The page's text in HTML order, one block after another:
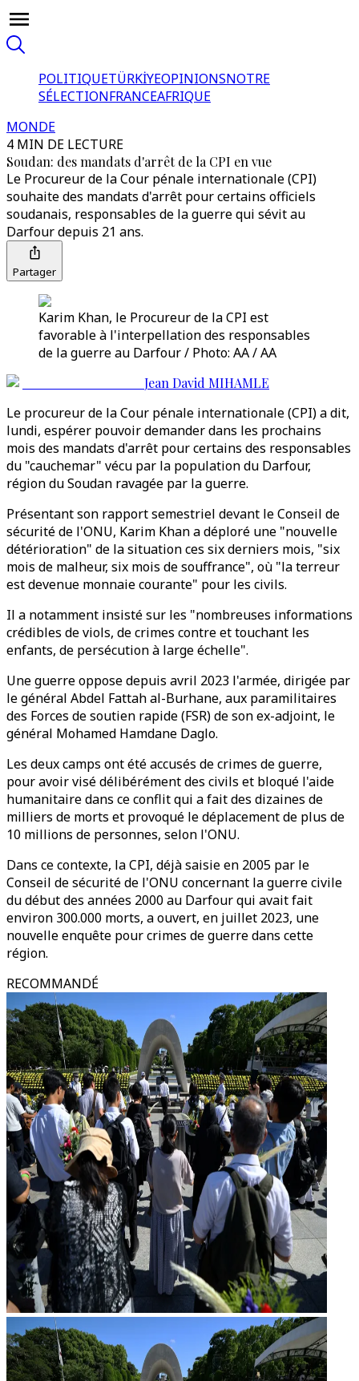
POLITIQUETÜRKİYEOPINIONSNOTRE
SÉLECTIONFRANCEAFRIQUE
MONDE
4 MIN DE LECTURE
Soudan: des mandats d'arrêt de la CPI en vue
Le Procureur de la Cour pénale internationale (CPI)
souhaite des mandats d'arrêt pour certains officiels
soudanais, responsables de la guerre qui sévit au
Darfour depuis 21 ans.
Partager
Karim Khan, le Procureur de la CPI est
favorable à l'interpellation des responsables
de la guerre au Darfour / Photo: AA / AA
Jean David MIHAMLE
Le procureur de la Cour pénale internationale (CPI) a dit,
lundi, espérer pouvoir demander dans les prochains
mois des mandats d'arrêt pour certains des responsables
du "cauchemar" vécu par la population du Darfour,
région du Soudan ravagée par la guerre.
Présentant son rapport semestriel devant le Conseil de
sécurité de l'ONU, Karim Khan a déploré une "nouvelle
détérioration" de la situation ces six derniers mois, "six
mois de malheur, six mois de souffrance", où "la terreur
est devenue monnaie courante" pour les civils.
Il a notamment insisté sur les "nombreuses informations
crédibles de viols, de crimes contre et touchant les
enfants, de persécution à large échelle".
Une guerre oppose depuis avril 2023 l'armée, dirigée par
le général Abdel Fattah al-Burhane, aux paramilitaires
des Forces de soutien rapide (FSR) de son ex-adjoint, le
général Mohamed Hamdane Daglo.
Les deux camps ont été accusés de crimes de guerre,
pour avoir visé délibérément des civils et bloqué l'aide
humanitaire dans ce conflit qui a fait des dizaines de
milliers de morts et provoqué le déplacement de plus de
10 millions de personnes, selon l'ONU.
Dans ce contexte, la CPI, déjà saisie en 2005 par le
Conseil de sécurité de l'ONU concernant la guerre civile
du début des années 2000 au Darfour qui avait fait
environ 300.000 morts, a ouvert, en juillet 2023, une
nouvelle enquête pour crimes de guerre dans cette
région.
RECOMMANDÉ